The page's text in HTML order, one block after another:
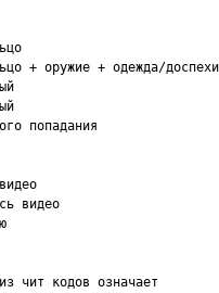
+ оружие + одежда/доспехи
попадания
видео
чит кoдoв oзнaчaeт